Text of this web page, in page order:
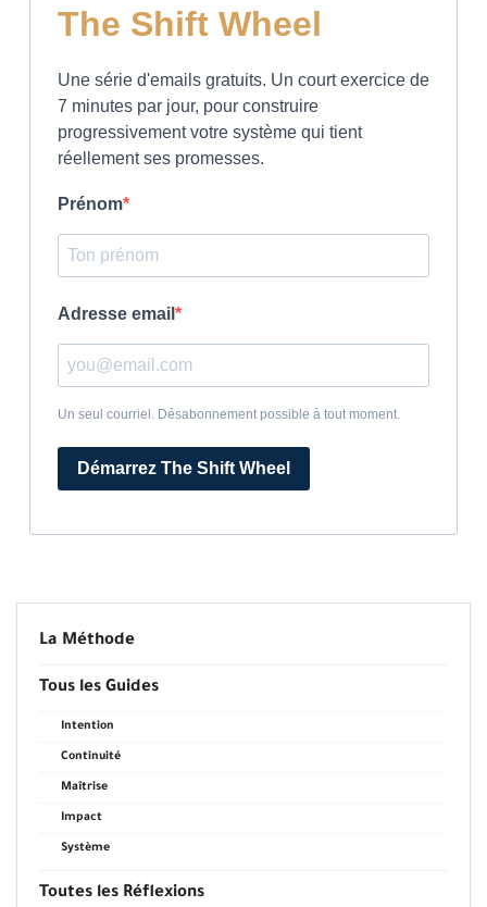
The Shift Wheel
Une série d'emails gratuits. Un court exercice de
7 minutes par jour, pour construire
progressivement votre système qui tient
réellement ses promesses.
Prénom
Adresse email
Un seul courriel. Désabonnement possible à tout moment.
Démarrez The Shift Wheel
La Méthode
Tous les Guides
Intention
Continuité
Maîtrise
Impact
Système
Toutes les Réflexions